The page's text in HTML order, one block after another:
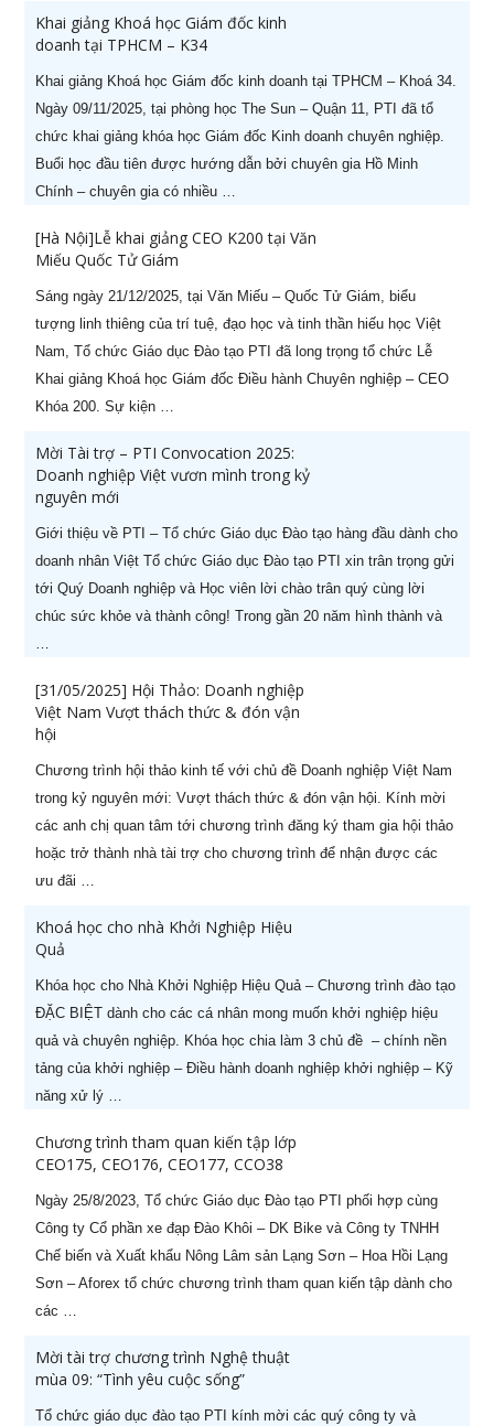
Khai giảng Khoá học Giám đốc kinh
doanh tại TPHCM – K34
Khai giảng Khoá học Giám đốc kinh doanh tại TPHCM – Khoá 34.
Ngày 09/11/2025, tại phòng học The Sun – Quận 11, PTI đã tổ
chức khai giảng khóa học Giám đốc Kinh doanh chuyên nghiệp.
Buổi học đầu tiên được hướng dẫn bởi chuyên gia Hồ Minh
Chính – chuyên gia có nhiều …
[Hà Nội]Lễ khai giảng CEO K200 tại Văn
Miếu Quốc Tử Giám
Sáng ngày 21/12/2025, tại Văn Miếu – Quốc Tử Giám, biểu
tượng linh thiêng của trí tuệ, đạo học và tinh thần hiếu học Việt
Nam, Tổ chức Giáo dục Đào tạo PTI đã long trọng tổ chức Lễ
Khai giảng Khoá học Giám đốc Điều hành Chuyên nghiệp – CEO
Khóa 200. Sự kiện …
Mời Tài trợ – PTI Convocation 2025:
Doanh nghiệp Việt vươn mình trong kỷ
nguyên mới
Giới thiệu về PTI – Tổ chức Giáo dục Đào tạo hàng đầu dành cho
doanh nhân Việt Tổ chức Giáo dục Đào tạo PTI xin trân trọng gửi
tới Quý Doanh nghiệp và Học viên lời chào trân quý cùng lời
chúc sức khỏe và thành công! Trong gần 20 năm hình thành và
…
[31/05/2025] Hội Thảo: Doanh nghiệp
Việt Nam Vượt thách thức & đón vận
hội
Chương trình hội thảo kinh tế với chủ đề Doanh nghiệp Việt Nam
trong kỷ nguyên mới: Vượt thách thức & đón vận hội. Kính mời
các anh chị quan tâm tới chương trình đăng ký tham gia hội thảo
hoặc trở thành nhà tài trợ cho chương trình để nhận được các
ưu đãi …
Khoá học cho nhà Khởi Nghiệp Hiệu
Quả
Khóa học cho Nhà Khởi Nghiệp Hiệu Quả – Chương trình đào tạo
ĐẶC BIỆT dành cho các cá nhân mong muốn khởi nghiệp hiệu
quả và chuyên nghiệp. Khóa học chia làm 3 chủ đề – chính nền
tảng của khởi nghiệp – Điều hành doanh nghiệp khởi nghiệp – Kỹ
năng xử lý …
Chương trình tham quan kiến tập lớp
CEO175, CEO176, CEO177, CCO38
Ngày 25/8/2023, Tổ chức Giáo dục Đào tạo PTI phối hợp cùng
Công ty Cổ phần xe đạp Đào Khôi – DK Bike và Công ty TNHH
Chế biến và Xuất khẩu Nông Lâm sản Lạng Sơn – Hoa Hồi Lạng
Sơn – Aforex tổ chức chương trình tham quan kiến tập dành cho
các …
Mời tài trợ chương trình Nghệ thuật
mùa 09: “Tình yêu cuộc sống”
Tổ chức giáo dục đào tạo PTI kính mời các quý công ty và